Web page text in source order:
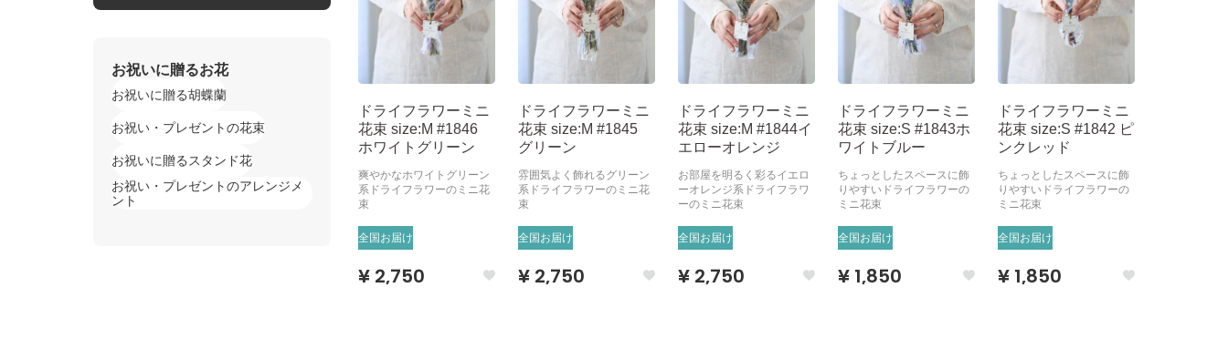
ドライフラワーミニ
花束 size:M #1846
ホワイトグリーン
爽やかなホワイトグリーン
系ドライフラワーのミニ花
束
全国お届け
¥ 2,750
ドライフラワーミニ
花束 size:M #1845
グリーン
雰囲気よく飾れるグリーン
系ドライフラワーのミニ花
束
全国お届け
¥ 2,750
ドライフラワーミニ
花束 size:M #1844イ
エローオレンジ
お部屋を明るく彩るイエロ
ーオレンジ系ドライフラワ
ーのミニ花束
全国お届け
¥ 2,750
ドライフラワーミニ
花束 size:S #1843ホ
ワイトブルー
ちょっとしたスペースに飾
りやすいドライフラワーの
ミニ花束
全国お届け
¥ 1,850
ドライフラワーミニ
花束 size:S #1842 ピ
ンクレッド
ちょっとしたスペースに飾
りやすいドライフラワーの
ミニ花束
全国お届け
¥ 1,850
お祝いに贈るお花
お祝いに贈る胡蝶蘭
お祝い・プレゼントの花束
お祝いに贈るスタンド花
お祝い・プレゼントのアレンジメ
ント